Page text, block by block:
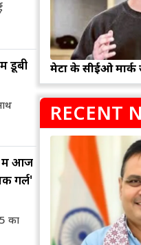
डूबी
में आज
गर्ल'
का
मेटा के सीईओ मार्क
RECENT